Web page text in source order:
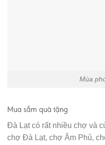
Mùa
Mua sắm quà tặng
Đà Lạt có rất nhiều chợ và
chợ Đà Lạt, chợ Âm Phủ,